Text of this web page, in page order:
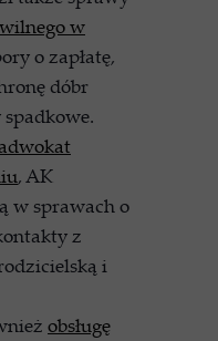
w
o zapłatę,
dóbr
adwokat
, AK
w sprawach o
z
i
obsługę